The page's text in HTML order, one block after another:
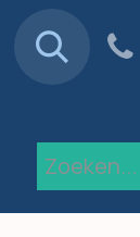
Blog